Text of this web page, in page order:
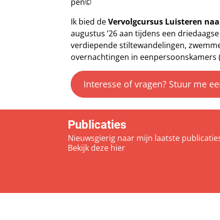
Ik bied deVervolgcursus Luisteren
augustus ’26 aan tijdens een
verdiepende stiltewandelingen,
overnachtingen in eenpersoonskamers
Interesse of vragen? Stuur me
Publicaties
Nieuwsgierig naar mijn laatste
Bekijk deze hier